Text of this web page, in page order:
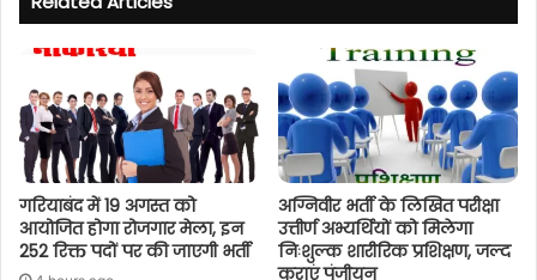
गरियाबंद में 19 अगस्त को
आयोजित होगा रोजगार मेला, इन
252 रिक्त पदों पर की जाएगी भर्ती
अग्निवीर भर्ती के लिखित परीक्षा
उत्तीर्ण अभ्यर्थियों को मिलेगा
निःशुल्क शारीरिक प्रशिक्षण, जल्द
कराएं पंजीयन